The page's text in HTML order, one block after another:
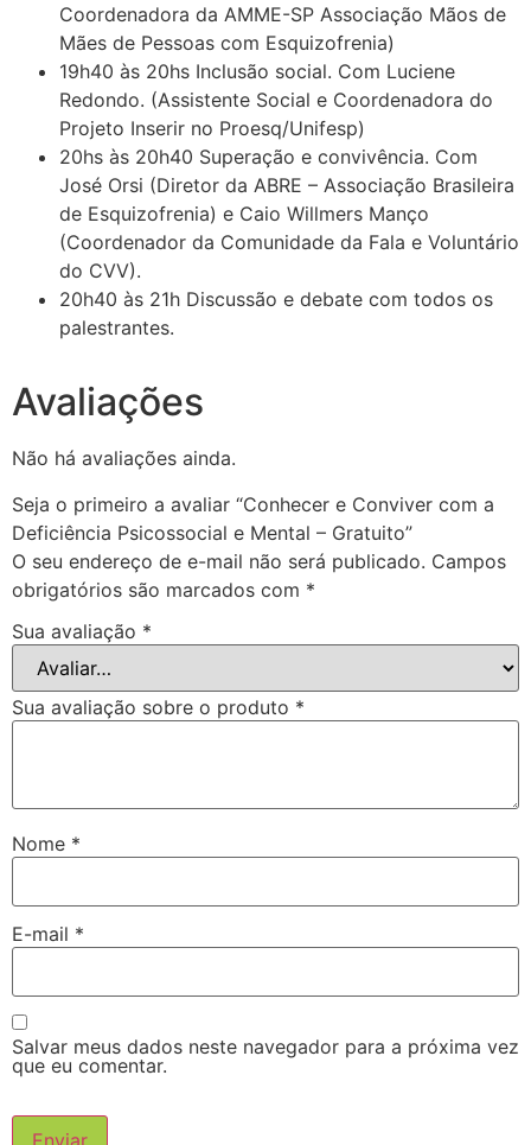
Coordenadora da AMME-SP Associação Mãos de
Mães de Pessoas com Esquizofrenia)
19h40 às 20hs Inclusão social. Com Luciene
Redondo. (Assistente Social e Coordenadora do
Projeto Inserir no Proesq/Unifesp)
20hs às 20h40 Superação e convivência. Com
José Orsi (Diretor da ABRE – Associação Brasileira
de Esquizofrenia) e Caio Willmers Manço
(Coordenador da Comunidade da Fala e Voluntário
do CVV).
20h40 às 21h Discussão e debate com todos os
palestrantes.
Avaliações
Não há avaliações ainda.
Seja o primeiro a avaliar “Conhecer e Conviver com a
Deficiência Psicossocial e Mental – Gratuito”
O seu endereço de e-mail não será publicado. Campos
obrigatórios são marcados com *
Sua avaliação *
Sua avaliação sobre o produto *
Nome *
E-mail *
Salvar meus dados neste navegador para a próxima vez
que eu comentar.